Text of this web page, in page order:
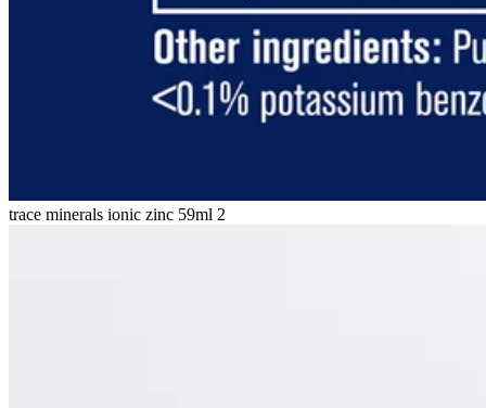
trace minerals ionic zinc 59ml 2